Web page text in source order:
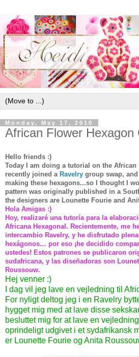
Monday, May 17, 2010
African Flower Hexagon
Hello friends :)
Today I am doing a tutorial on the African
recently joined a Ravelry group swap,
making these hexagons...so I thought I
pattern was originally published in a
the designers are Lounette Fourie and
Hola Amigas :)
Hoy, realizaré una tutoría para la
Africana Hexagonal. Recientemente, me
intercambio Ravelry, y he disfrutado
hexágonos… por eso ¡he decidido
ustedes! Estos patrones se publicaron
sudafricana, y las diseñadoras son
Roussouw.
Hej venner :)
I dag vil jeg lave en vejledning til
For nyligt deltog jeg i en Ravelry
hygget mig med at lave disse
besluttet mig for at lave en
oprindeligt udgivet i et sydafrikansk
er Lounette Fourie og Anita